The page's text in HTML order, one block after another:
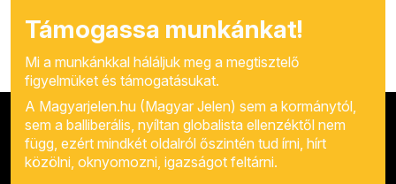
Támogassa munkánkat!
Mi a munkánkkal háláljuk meg a megtisztelő
figyelmüket és támogatásukat.
A Magyarjelen.hu (Magyar Jelen) sem a kormánytól,
sem a balliberális, nyíltan globalista ellenzéktől nem
függ, ezért mindkét oldalról őszintén tud írni, hírt
közölni, oknyomozni, igazságot feltárni.